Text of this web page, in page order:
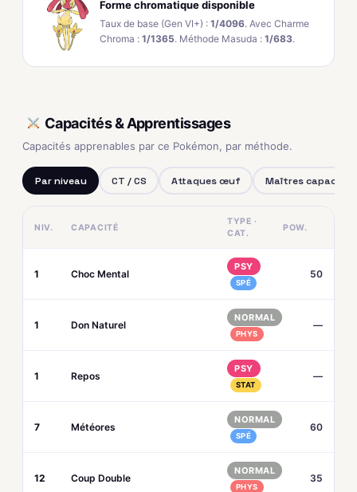
Forme chromatique disponible
Taux de base (Gen VI+) : 1/4096. Avec Charme
Chroma : 1/1365. Méthode Masuda : 1/683.
Capacités & Apprentissages
Capacités apprenables par ce Pokémon, par méthode.
Par niveau CT / CS Attaques œuf Maîtres capacités
NIV. CAPACITÉ
TYPE ·
CAT.
POW.
1 Choc Mental
PSY
SPÉ
50
1 Don Naturel
NORMAL
PHYS
—
1 Repos
PSY
STAT
—
7 Météores
NORMAL
SPÉ
60
12 Coup Double
NORMAL
PHYS
35